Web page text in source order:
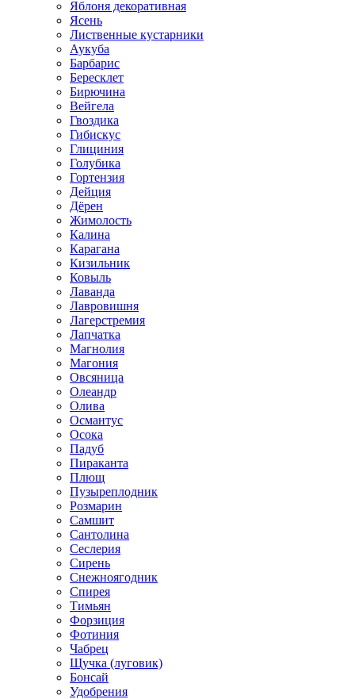
Яблоня декоративная
Ясень
Лиственные кустарники
Аукуба
Барбарис
Бересклет
Бирючина
Вейгела
Гвоздика
Гибискус
Глициния
Голубика
Гортензия
Дейция
Дёрен
Жимолость
Калина
Карагана
Кизильник
Ковыль
Лаванда
Лавровишня
Лагерстремия
Лапчатка
Магнолия
Магония
Овсяница
Олеандр
Олива
Османтус
Осока
Падуб
Пираканта
Плющ
Пузыреплодник
Розмарин
Самшит
Сантолина
Сеслерия
Сирень
Снежноягодник
Спирея
Тимьян
Форзиция
Фотиния
Чабрец
Щучка (луговик)
Бонсай
Удобрения